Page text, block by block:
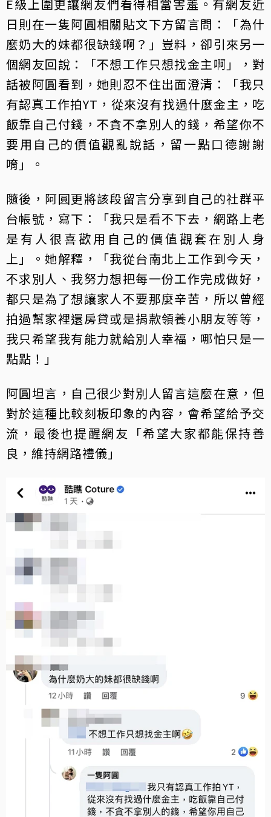
E級上圍更讓網友們看得相當害羞。有網友近
日則在一隻阿圓相關貼文下方留言問：「為什
麼奶大的妹都很缺錢啊？」豈料，卻引來另一
個網友回說：「不想工作只想找金主啊」，對
話被阿圓看到，她則忍不住出面澄清：「我只
有認真工作拍YT，從來沒有找過什麼金主，吃
飯靠自己付錢，不貪不拿別人的錢，希望你不
要用自己的價值觀亂說話，留一點口德謝謝
唷」。
隨後，阿圓更將該段留言分享到自己的社群平
台帳號，寫下：「我只是看不下去，網路上老
是有人很喜歡用自己的價值觀套在別人身
上」。她解釋，「我從台南北上工作到今天，
不求別人、我努力想把每一份工作完成做好，
都只是為了想讓家人不要那麼辛苦，所以曾經
拍過幫家裡還房貸或是捐款領養小朋友等等，
我只希望我有能力就給別人幸福，哪怕只是一
點點！」
阿圓坦言，自己很少對別人留言這麼在意，但
對於這種比較刻板印象的內容，會希望給予交
流，最後也提醒網友「希望大家都能保持善
良，維持網路禮儀」